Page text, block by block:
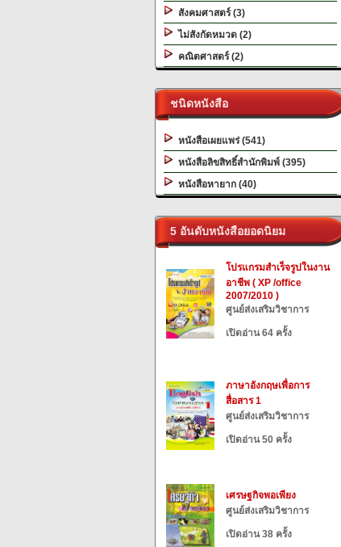
สังคมศาสตร์ (3)
ไม่สังกัดหมวด (2)
คณิตศาสตร์ (2)
ชนิดหนังสือ
หนังสือเผยแพร่ (541)
หนังสือลิขสิทธิ์สำนักพิมพ์ (395)
หนังสือหายาก (40)
5 อันดับหนังสือยอดนิยม
โปรแกรมสำเร็จรูปในงาน
อาชีพ ( XP /office
2007/2010 )
ศูนย์ส่งเสริมวิชาการ
เปิดอ่าน 64 ครั้ง
ภาษาอังกฤษเพื่อการ
สื่อสาร 1
ศูนย์ส่งเสริมวิชาการ
เปิดอ่าน 50 ครั้ง
เศรษฐกิจพอเพียง
ศูนย์ส่งเสริมวิชาการ
เปิดอ่าน 38 ครั้ง